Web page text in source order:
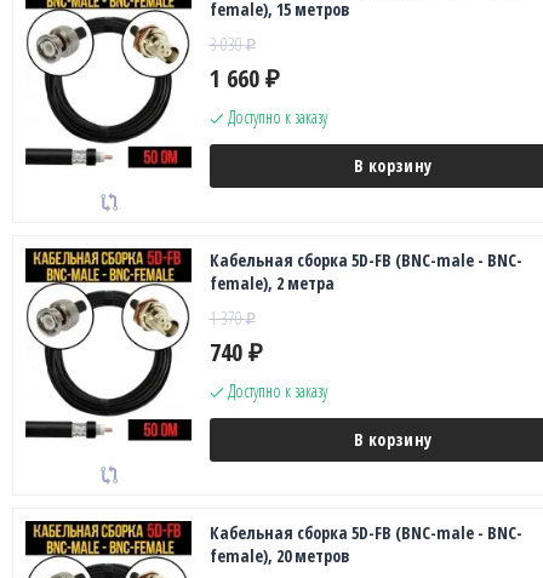
female), 15 метров
3 030₽
1 660 ₽
Доступно к заказу
В корзину
Кабельная сборка 5D-FB (BNC-male - BNC-
female), 2 метра
1 370₽
740 ₽
Доступно к заказу
В корзину
Кабельная сборка 5D-FB (BNC-male - BNC-
female), 20 метров